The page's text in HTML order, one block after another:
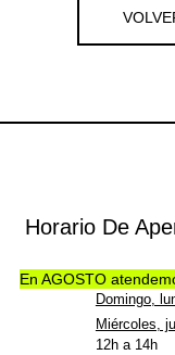
Horario De
En AGOSTO
Domingo,
Miércoles,
12h a 14h